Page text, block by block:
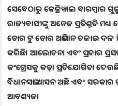
ସେବେଠାରୁ କେଜ୍ରିୱାଲ ବାରମ୍ବାର
ରାଜ୍ୟବାସୀଙ୍କୁ ଅନେକ ପ୍ରତିଶ୍ରୁତି
ଡୋର ଟୁ ଡୋର ଅଭିଯାନ ଚଳାଇ ଦଳ
କରିଛି। ଆଲୋଚନା ଏବଂ ପ୍ରଚାର
କଂଗ୍ରେସକୁ କଡ଼ା ପ୍ରତିଯୋଗିତା
ବିଧାନସଭା ଆସନ ଅଛି ଏବଂ
ଆବଶ୍ୟକ।